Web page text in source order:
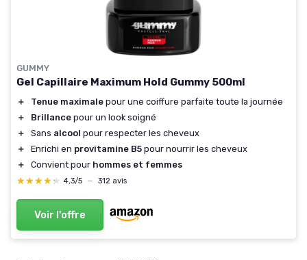
GUMMY
Gel Capillaire Maximum Hold Gummy 500ml
＋ Tenue maximale pour une coiffure parfaite toute la journée
＋
Brillance pour un look soigné
＋
Sans alcool pour respecter les cheveux
＋
Enrichi en provitamine B5 pour nourrir les cheveux
＋
Convient pour hommes et femmes
★★★★★
★★★★★ 4,3/5 — 312 avis
Voir l'offre